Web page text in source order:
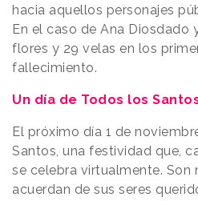
hacia aquellos personajes
En el caso de Ana Diosdado
flores y 29 velas en los
fallecimiento.
Un día de Todos los
El próximo día 1 de
Santos, una festividad que,
se celebra virtualmente. Son
acuerdan de sus seres